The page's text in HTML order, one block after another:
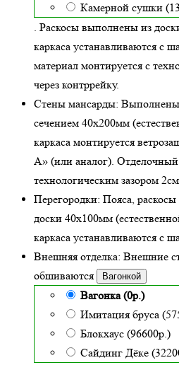
Камерной сушки
. Раскосы выполнены из
каркаса устанавливаются с
материал монтируется с
через контррейку.
Стены мансарды: Выполнены
сечением 40х200мм (
каркаса монтируется
А» (или аналог). Отделочный
технологическим зазором
Перегородки: Пояса,
доски 40х100мм (
каркаса устанавливаются с
Внешняя отделка: Внешние
обшиваются
Вагонкой
Вагонка (0р.)
Имитация бруса
Блокхаус (96600р.)
Сайдинг Дёке